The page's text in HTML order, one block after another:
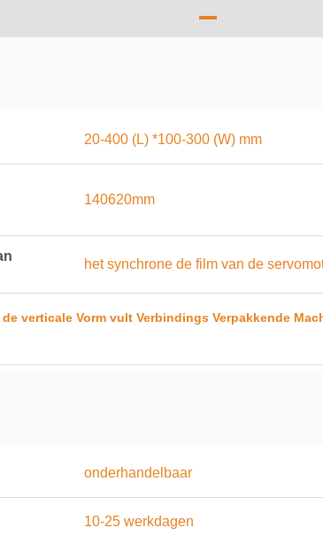
20-400 (L) *100-300 (W) mm
140620mm
het synchrone de film van de
de verticale Vorm vult Verbindings Verpakkende
onderhandelbaar
10-25 werkdagen